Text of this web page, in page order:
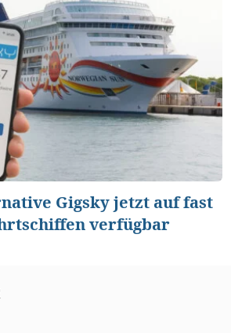
Gigsky jetzt auf fast
verfügbar